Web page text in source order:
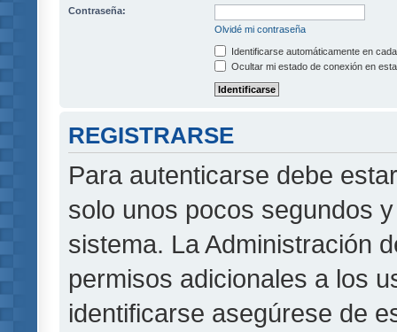
Contraseña:
Olvidé mi contraseña
Identificarse automáticamente en
Ocultar mi estado de conexión en
REGISTRARSE
Para autenticarse debe
solo unos pocos segundos
sistema. La Administración
permisos adicionales a los
identificarse asegúrese de